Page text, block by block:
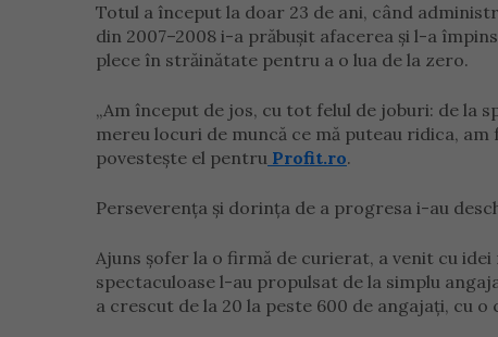
Totul a început la doar 23 de ani, când
din 2007–2008 i-a prăbușit afacerea și l-a
plece în străinătate pentru a o lua de la zero.
„Am început de jos, cu tot felul de joburi: de la
mereu locuri de muncă ce mă puteau ridica,
povestește el pentru Profit.ro.
Perseverența și dorința de a progresa i-au
Ajuns șofer la o firmă de curierat, a venit cu
spectaculoase l-au propulsat de la simplu
a crescut de la 20 la peste 600 de angajați, cu